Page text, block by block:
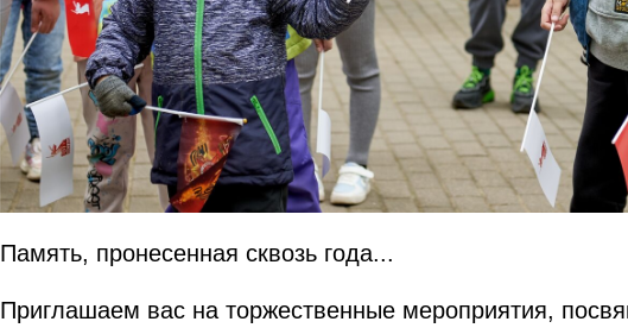
Память, пронесенная сквозь года...
Приглашаем вас на торжественные мероприятия,